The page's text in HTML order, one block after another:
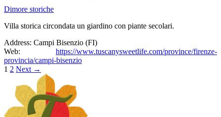
Dimore storiche
Villa storica circondata un giardino con piante secolari.
Address: Campi Bisenzio (FI)
Web:
https://www.tuscanysweetlife.com/province/firenze-
provincia/campi-bisenzio
1 2 Next →